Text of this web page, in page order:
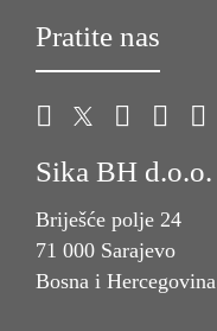
Pratite nas
Sika BH d.o.o.
Briješće polje 24
71 000 Sarajevo
Bosna i Hercegovina